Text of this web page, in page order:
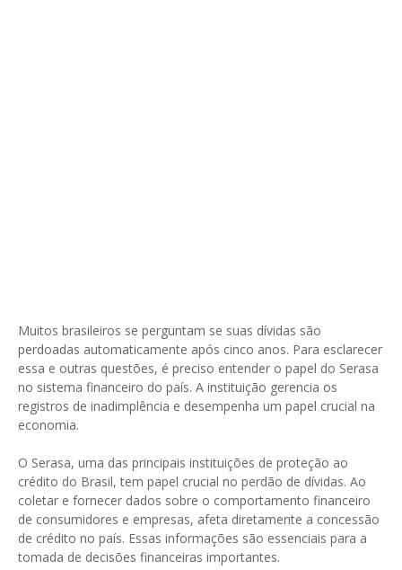
Muitos brasileiros se perguntam se suas dívidas são
perdoadas automaticamente após cinco anos. Para esclarecer
essa e outras questões, é preciso entender o papel do Serasa
no sistema financeiro do país. A instituição gerencia os
registros de inadimplência e desempenha um papel crucial na
economia.
O Serasa, uma das principais instituições de proteção ao
crédito do Brasil, tem papel crucial no perdão de dívidas. Ao
coletar e fornecer dados sobre o comportamento financeiro
de consumidores e empresas, afeta diretamente a concessão
de crédito no país. Essas informações são essenciais para a
tomada de decisões financeiras importantes.